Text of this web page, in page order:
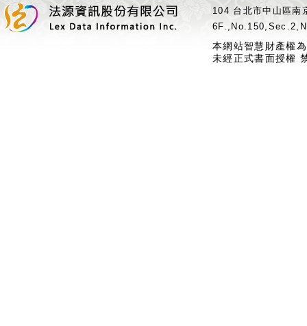
104 台北市中山區
本網站智慧財產權
未經正式書面授權